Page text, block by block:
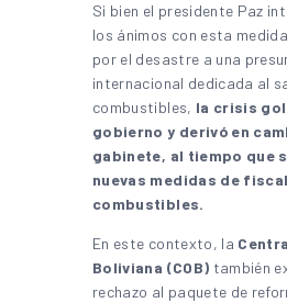
Si bien el presidente Paz
los ánimos con esta
por el desastre a una
internacional dedicada al
combustibles, la crisis
gobierno y derivó en
gabinete, al tiempo que
nuevas medidas de
combustibles.
En este contexto, la
Boliviana (COB) también
rechazo al paquete de